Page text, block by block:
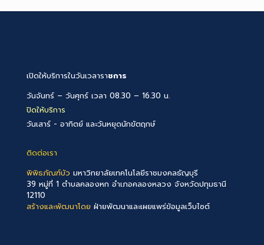
เปิดให้บริการในวันเวลาราชการ
วันจันทร์ – วันศุกร์ เวลา 08.30 – 16.30 น.
ปิดให้บริการ
วันเสาร์ - อาทิตย์ และวันหยุดนักขัตฤกษ์
ติดต่อเรา
พิพิธภัณฑ์บัว มหาวิทยาลัยเทคโนโลยีราชมงคลธัญบุรี
39 หมู่ที่ 1 ตำบลคลองหก อำเภอคลองหลวง จังหวัดปทุมธานี
12110
สร้างและพัฒนาโดย ฝ่ายพัฒนาและเผยแพร่ข้อมูลเว็บไซต์